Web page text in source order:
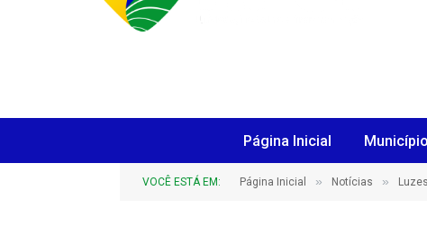
Página Inicial Município
VOCÊ ESTÁ EM: Página Inicial » Notícias »